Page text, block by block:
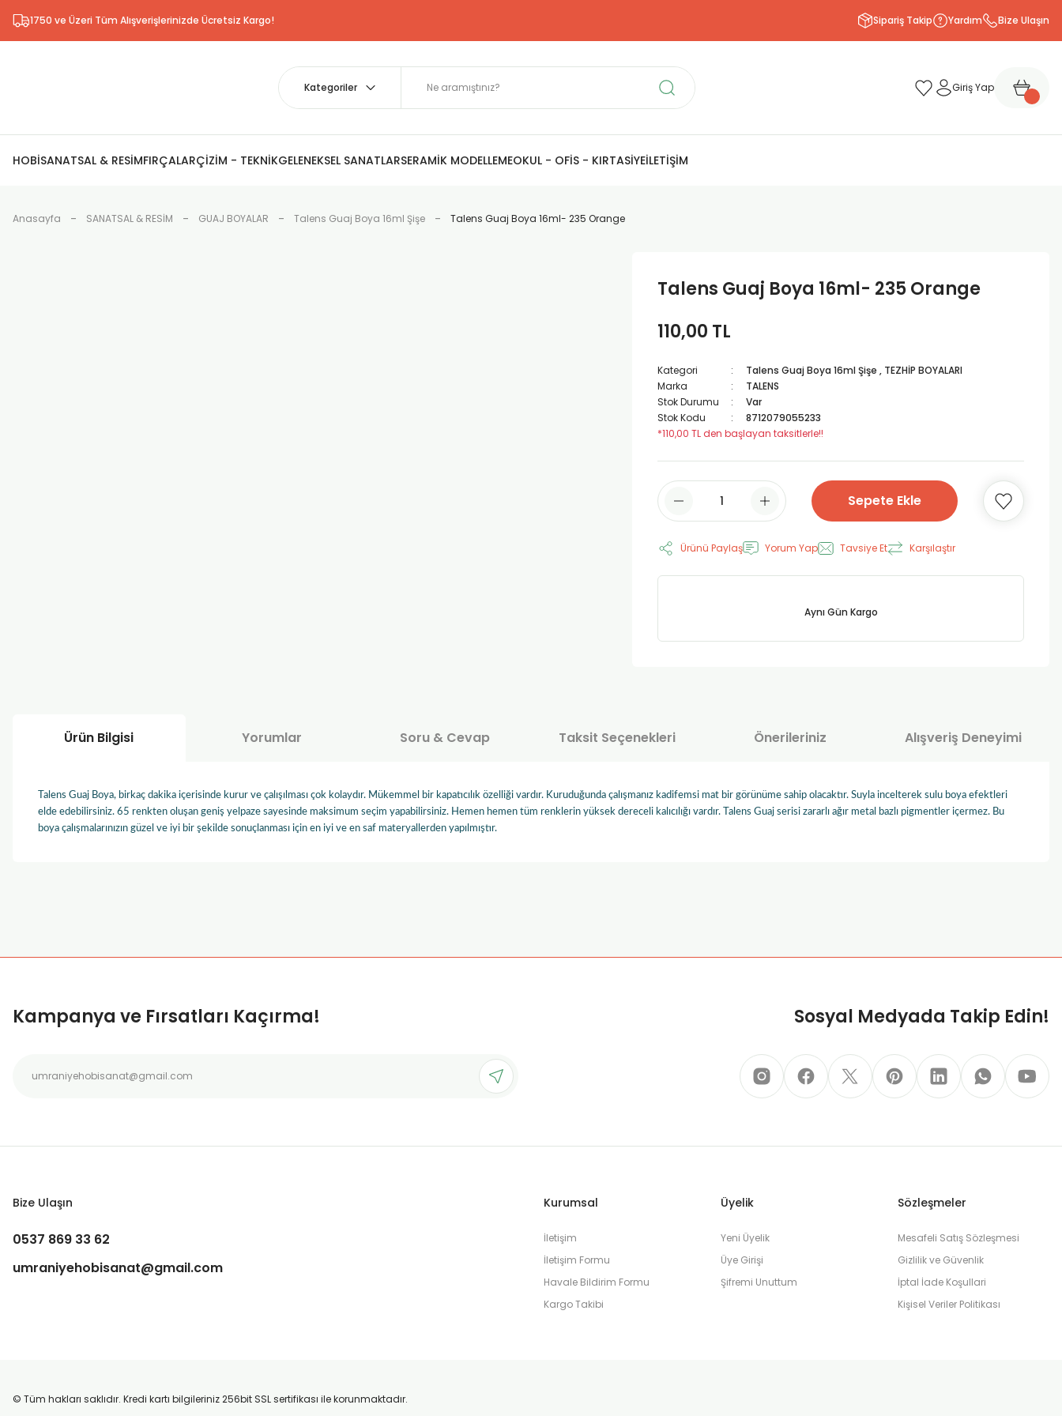
1750 ve Üzeri Tüm Alışverişlerinizde Ücretsiz Kargo! Sipariş Takip Yardım Bize Ulaşın
Giriş Yap
HOBİSANATSAL & RESİMFIRÇALARÇİZİM - TEKNİKGELENEKSEL SANATLARSERAMİK MODELLEMEOKUL - OFİS - KIRTASİYEİLETİŞİM
Anasayfa SANATSAL & RESİM GUAJ BOYALAR Talens Guaj Boya 16ml Şişe Talens Guaj Boya 16ml- 235 Orange
Talens Guaj Boya 16ml- 235 Orange
110,00 TL
Kategori Talens Guaj Boya 16ml Şişe , TEZHİP BOYALARI
Marka
TALENS
Stok Durumu
Var
Stok Kodu
8712079055233
*110,00 TL den başlayan taksitlerle!!
Sepete Ekle
Ürünü Paylaş Yorum Yap Tavsiye Et Karşılaştır
Aynı Gün Kargo
Ürün Bilgisi Yorumlar Soru & Cevap Taksit Seçenekleri Önerileriniz Alışveriş Deneyimi
Talens Guaj Boya, birkaç dakika içerisinde kurur ve çalışılması çok kolaydır. Mükemmel bir kapatıcılık özelliği vardır. Kuruduğunda çalışmanız kadifemsi mat bir görünüme sahip olacaktır. Suyla incelterek sulu boya efektleri
elde edebilirsiniz. 65 renkten oluşan geniş yelpaze sayesinde maksimum seçim yapabilirsiniz. Hemen hemen tüm renklerin yüksek dereceli kalıcılığı vardır. Talens Guaj serisi zararlı ağır metal bazlı pigmentler içermez. Bu
boya çalışmalarınızın güzel ve iyi bir şekilde sonuçlanması için en iyi ve en saf materyallerden yapılmıştır.
Ürün fiyatı diğer sitelerden daha pahalı.
Kampanya ve Fırsatları Kaçırma! Sosyal Medyada Takip Edin!
Bize Ulaşın
0537 869 33 62
umraniyehobisanat@gmail.com
Kurumsal
İletişim
İletişim Formu
Havale Bildirim Formu
Kargo Takibi
Üyelik
Yeni Üyelik
Üye Girişi
Şifremi Unuttum
Sözleşmeler
Mesafeli Satış Sözleşmesi
Gizlilik ve Güvenlik
İptal İade Koşullari
Kişisel Veriler Politikası
© Tüm hakları saklıdır. Kredi kartı bilgileriniz 256bit SSL sertifikası ile korunmaktadır.